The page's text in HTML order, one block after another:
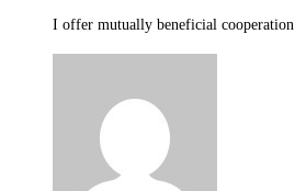
I offer mutually beneficial cooperation